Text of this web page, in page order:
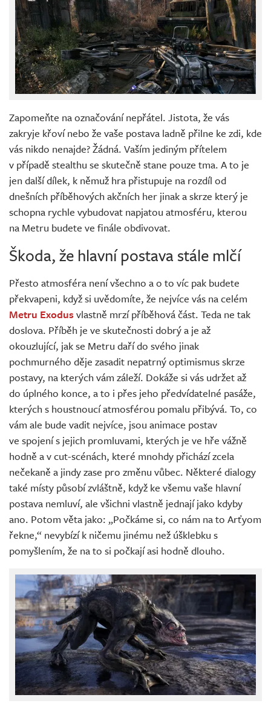
Zapomeňte na označování nepřátel. Jistota, že vás
zakryje křoví nebo že vaše postava ladně přilne ke zdi, kde
vás nikdo nenajde? Žádná. Vaším jediným přítelem
v případě stealthu se skutečně stane pouze tma. A to je
jen další dílek, k němuž hra přistupuje na rozdíl od
dnešních příběhových akčních her jinak a skrze který je
schopna rychle vybudovat napjatou atmosféru, kterou
na Metru budete ve finále obdivovat.
Škoda, že hlavní postava stále mlčí
Přesto atmosféra není všechno a o to víc pak budete
překvapeni, když si uvědomíte, že nejvíce vás na celém
Metru Exodus vlastně mrzí příběhová část. Teda ne tak
doslova. Příběh je ve skutečnosti dobrý a je až
okouzlující, jak se Metru daří do svého jinak
pochmurného děje zasadit nepatrný optimismus skrze
postavy, na kterých vám záleží. Dokáže si vás udržet až
do úplného konce, a to i přes jeho předvídatelné pasáže,
kterých s houstnoucí atmosférou pomalu přibývá. To, co
vám ale bude vadit nejvíce, jsou animace postav
ve spojení s jejich promluvami, kterých je ve hře vážně
hodně a v cut-scénách, které mnohdy přichází zcela
nečekaně a jindy zase pro změnu vůbec. Některé dialogy
také místy působí zvláštně, když ke všemu vaše hlavní
postava nemluví, ale všichni vlastně jednají jako kdyby
ano. Potom věta jako: „Počkáme si, co nám na to Arťyom
řekne,“ nevybízí k ničemu jinému než úšklebku s
pomyšlením, že na to si počkají asi hodně dlouho.